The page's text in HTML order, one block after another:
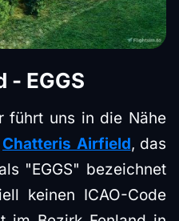
EGGS
führt uns in die Nähe
Chatteris Airfield, das
"EGGS" bezeichnet
keinen ICAO-Code